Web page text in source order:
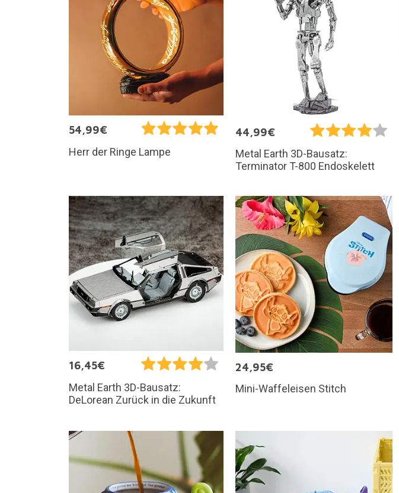
54,99€
Herr der Ringe Lampe
44,99€
Metal Earth 3D-Bausatz:
Terminator T-800 Endoskelett
16,45€
Metal Earth 3D-Bausatz:
DeLorean Zurück in die Zukunft
24,95€
Mini-Waffeleisen Stitch